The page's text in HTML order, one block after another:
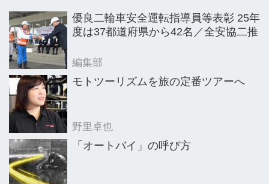
優良二輪車安全運転指導員等表彰 25年
度は37都道府県から42名／全安協二推
編集部
モトツーリズムを旅の定番ツアーへ
野里卓也
「オートバイ」の呼び方